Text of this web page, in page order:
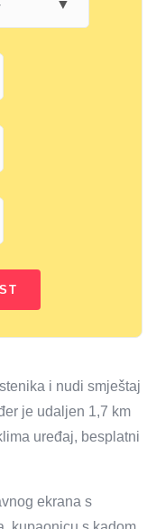
i nudi smještaj
je udaljen 1,7 km
uređaj, besplatni
ekrana s